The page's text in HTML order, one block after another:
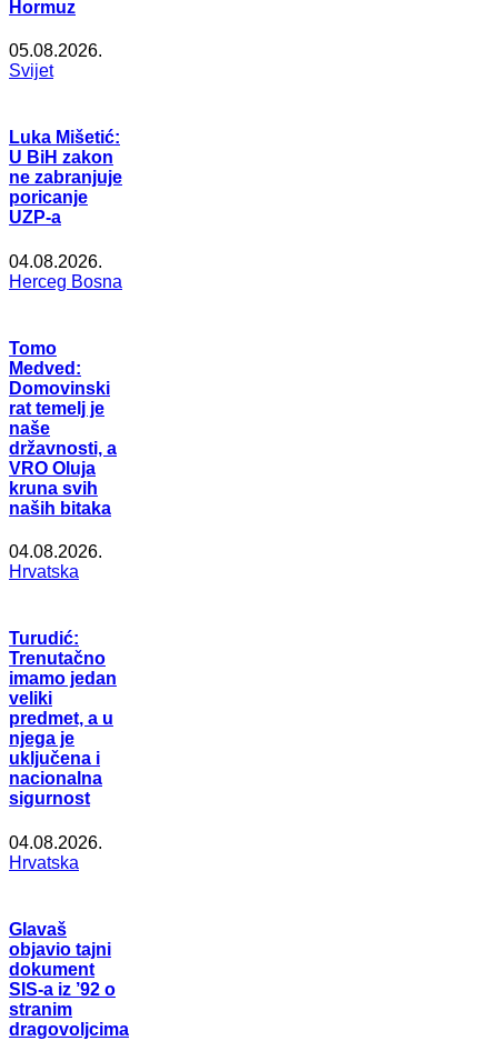
Hormuz
05.08.2026.
Svijet
Luka Mišetić:
U BiH zakon
ne zabranjuje
poricanje
UZP-a
04.08.2026.
Herceg Bosna
Tomo
Medved:
Domovinski
rat temelj je
naše
državnosti, a
VRO Oluja
kruna svih
naših bitaka
04.08.2026.
Hrvatska
Turudić:
Trenutačno
imamo jedan
veliki
predmet, a u
njega je
uključena i
nacionalna
sigurnost
04.08.2026.
Hrvatska
Glavaš
objavio tajni
dokument
SIS-a iz ’92 o
stranim
dragovoljcima